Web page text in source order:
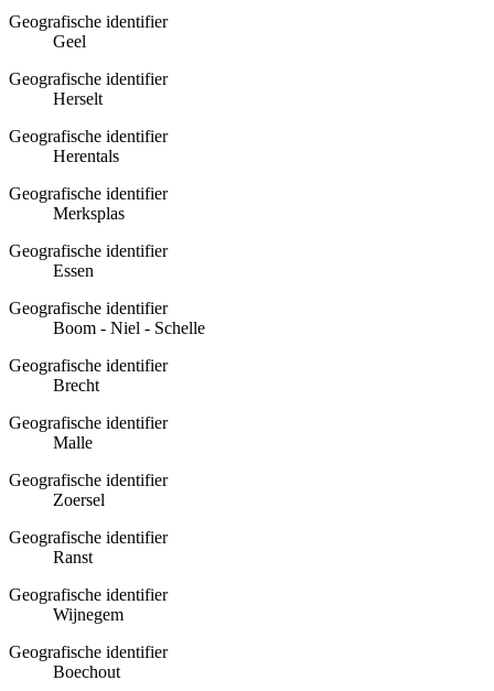
Geografische identifier
Geel
Geografische identifier
Herselt
Geografische identifier
Herentals
Geografische identifier
Merksplas
Geografische identifier
Essen
Geografische identifier
Boom - Niel - Schelle
Geografische identifier
Brecht
Geografische identifier
Malle
Geografische identifier
Zoersel
Geografische identifier
Ranst
Geografische identifier
Wijnegem
Geografische identifier
Boechout